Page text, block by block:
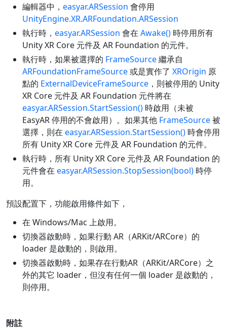
編輯器中， easyar.ARSession 會停用
UnityEngine.XR.ARFoundation.ARSession
執行時， easyar.ARSession 會在 Awake() 時停用所有
Unity XR Core 元件及 AR Foundation 的元件。
執行時，如果被選擇的 FrameSource繼承自
ARFoundationFrameSource或是實作了 XROrigin 原
點的 ExternalDeviceFrameSource ，則被停用的 Unity
XR Core 元件及 AR Foundation 元件將在
easyar.ARSession.StartSession() 時啟用（未被
EasyAR 停用的不會啟用）。如果其他 FrameSource被
選擇，則在 easyar.ARSession.StartSession() 時會停用
所有 Unity XR Core 元件及 AR Foundation 的元件。
執行時，所有 Unity XR Core 元件及 AR Foundation 的
元件會在 easyar.ARSession.StopSession(bool) 時停
用。
預設配置下，功能啟用條件如下，
在 Windows/Mac 上啟用。
切換器啟動時，如果行動 AR（ARKit/ARCore）的
loader 是啟動的，則啟用。
切換器啟動時，如果存在行動AR（ARKit/ARCore）之
外的其它 loader，但沒有任何一個 loader 是啟動的，
則停用。
附註